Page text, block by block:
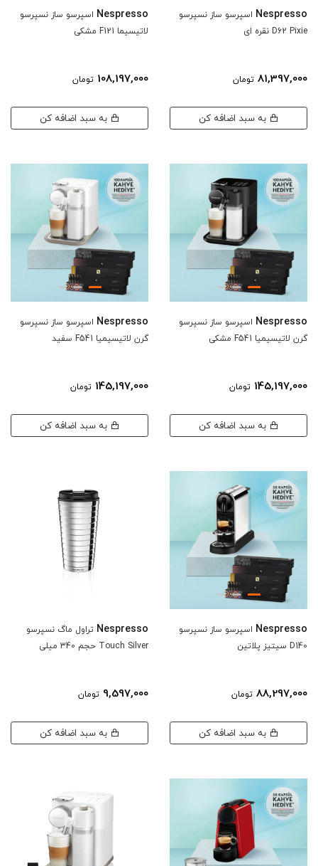
Nespresso اسپرسو ساز نسپرسو
D62 Pixie نقره ای
81,397,000 تومان
Nespresso اسپرسو ساز نسپرسو
لاتیسیما F121 مشکی
108,197,000 تومان
Nespresso اسپرسو ساز نسپرسو
گرن لاتیسیمیا F541 مشکی
145,197,000 تومان
Nespresso اسپرسو ساز نسپرسو
گرن لاتیسیمیا F541 سفید
145,197,000 تومان
Nespresso اسپرسو ساز نسپرسو
D140 سیتیز پلاتین
88,297,000 تومان
Nespresso تراول ماگ نسپرسو
Touch Silver حجم 340 میلی
9,597,000 تومان